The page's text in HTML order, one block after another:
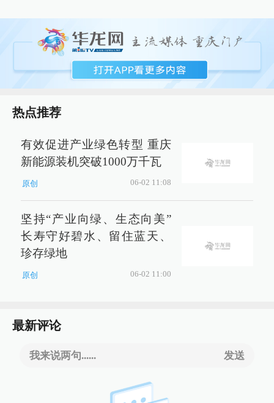
热点推荐
有效促进产业绿色转型 重庆
新能源装机突破1000万千瓦
原创 06-02 11:08
坚持“产业向绿、生态向美”
长寿守好碧水、留住蓝天、
珍存绿地
原创 06-02 11:00
最新评论
我来说两句...... 发送